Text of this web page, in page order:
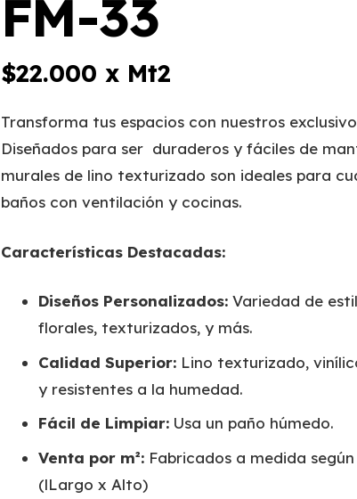
FM-33
$22.000 x Mt2
Transforma tus espacios con nuestros
Diseñados para ser duraderos y fáciles de
murales de lino texturizado son ideales para
baños con ventilación y cocinas.
Características Destacadas:
Diseños Personalizados: Variedad de
florales, texturizados, y más.
Calidad Superior: Lino texturizado,
y resistentes a la humedad.
Fácil de Limpiar: Usa un paño húmedo.
Venta por m²: Fabricados a medida
(lLargo x Alto)